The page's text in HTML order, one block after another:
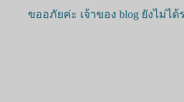
ขออภัยค่ะ เจ้าของ blog ยังไม่ไ